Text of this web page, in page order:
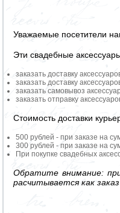
Уважаемые посетители
Эти свадебные
заказать доставку
заказать доставку
заказать самовывоз
заказать отправку
Стоимость доставки
500 рублей - при заказе на
300 рублей - при заказе на
При покупке свадебных
Обратите внимание:
расчитывается как